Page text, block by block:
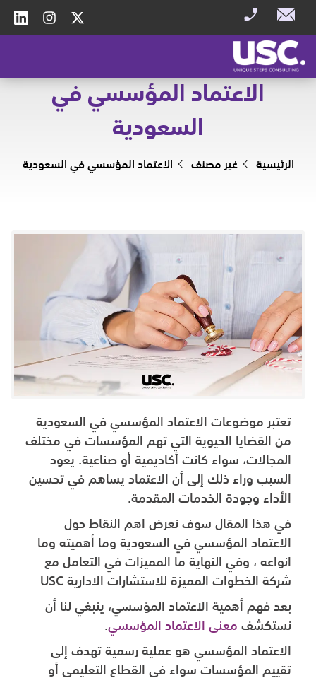
الاعتماد المؤسسي في
السعودية
الرئيسية غير مصنف الاعتماد المؤسسي في السعودية
تعتبر موضوعات الاعتماد المؤسسي في السعودية
من القضايا الحيوية التي تهم المؤسسات في مختلف
المجالات، سواء كانت أكاديمية أو صناعية. يعود
السبب وراء ذلك إلى أن الاعتماد يساهم في تحسين
الأداء وجودة الخدمات المقدمة.
في هذا المقال سوف نعرض اهم النقاط حول
الاعتماد المؤسسي في السعودية وما أهميته وما
انواعه ، وفي النهاية ما المميزات في التعامل مع
شركة الخطوات المميزة للاستشارات الادارية USC
بعد فهم أهمية الاعتماد المؤسسي، ينبغي لنا أن
نستكشف معنى الاعتماد المؤسسي.
الاعتماد المؤسسي هو عملية رسمية تهدف إلى
تقييم المؤسسات سواء في القطاع التعليمي أو